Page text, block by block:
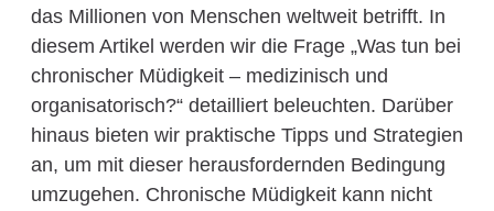
das Millionen von Menschen weltweit betrifft. In
diesem Artikel werden wir die Frage „Was tun bei
chronischer Müdigkeit – medizinisch und
organisatorisch?“ detailliert beleuchten. Darüber
hinaus bieten wir praktische Tipps und Strategien
an, um mit dieser herausfordernden Bedingung
umzugehen. Chronische Müdigkeit kann nicht